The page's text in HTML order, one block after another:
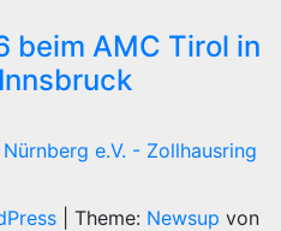
beim AMC Tirol in
e.V. - Zollhausring
Theme: Newsup von